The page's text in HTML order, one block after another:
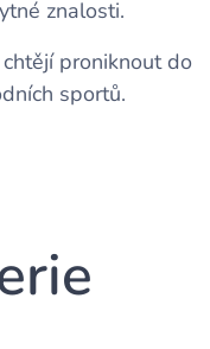
znalosti.
proniknout do
sportů.